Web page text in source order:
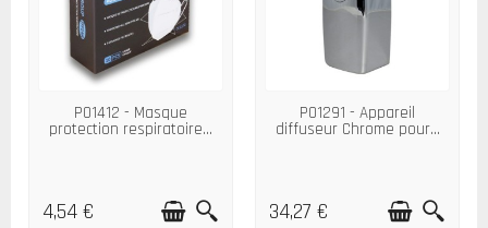
P01412 - Masque
protection respiratoire...
4,54 €
P01291 - Appareil
diffuseur Chrome pour...
34,27 €